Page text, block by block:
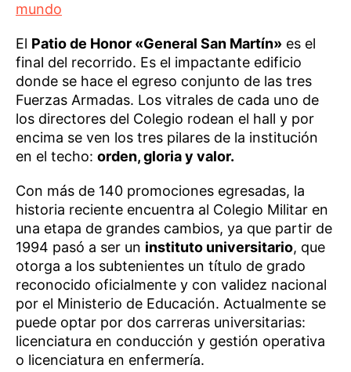
mundo
El Patio de Honor «General San Martín» es el
final del recorrido. Es el impactante edificio
donde se hace el egreso conjunto de las tres
Fuerzas Armadas. Los vitrales de cada uno de
los directores del Colegio rodean el hall y por
encima se ven los tres pilares de la institución
en el techo: orden, gloria y valor.
Con más de 140 promociones egresadas, la
historia reciente encuentra al Colegio Militar en
una etapa de grandes cambios, ya que partir de
1994 pasó a ser un instituto universitario, que
otorga a los subtenientes un título de grado
reconocido oficialmente y con validez nacional
por el Ministerio de Educación. Actualmente se
puede optar por dos carreras universitarias:
licenciatura en conducción y gestión operativa
o licenciatura en enfermería.